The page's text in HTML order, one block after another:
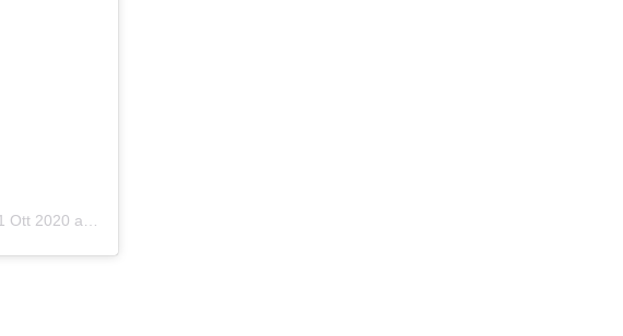
Ott 2020 alle ore 11:56 PDT